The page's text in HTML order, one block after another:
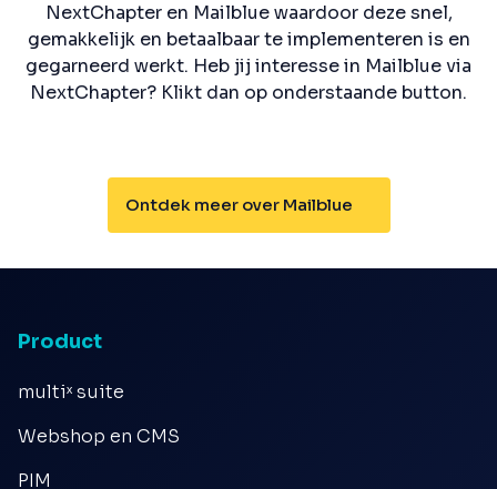
NextChapter en Mailblue waardoor deze snel,
gemakkelijk en betaalbaar te implementeren is en
gegarneerd werkt. Heb jij interesse in Mailblue via
NextChapter? Klikt dan op onderstaande button.
Ontdek meer over Mailblue
Product
multiˣ suite
Webshop en CMS
PIM